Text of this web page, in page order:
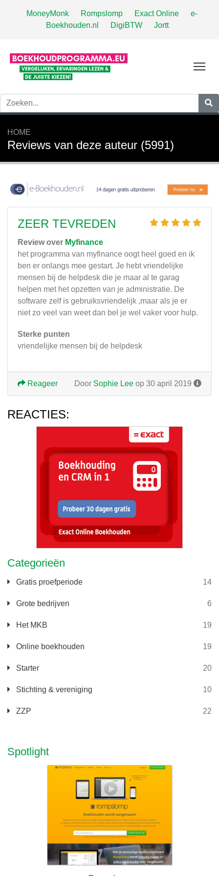
MoneyMonk Rompslomp Exact Online
e-
Boekhouden.nl
DigiBTW Jortt
HOME
Reviews van deze auteur (5991)
Categorieën
Gratis proefperiode 14
Grote bedrijven 6
Het MKB 19
Online boekhouden 19
Starter 20
Stichting & vereniging 10
ZZP 22
Spotlight
ZEER TEVREDEN
Review over Myfinance
het programma van myfinance oogt heel goed en ik
ben er onlangs mee gestart. Je hebt vriendelijke
mensen bij de helpdesk die je maar al te garag
helpen met het opzetten van je administratie. De
software zelf is gebruiksvriendelijk ,maar als je er
niet zo veel van weet dan bel je wel vaker voor hulp.
Sterke punten
vriendelijke mensen bij de helpdesk
Door Sophie Lee op 30 april 2019
Reageer
REACTIES: